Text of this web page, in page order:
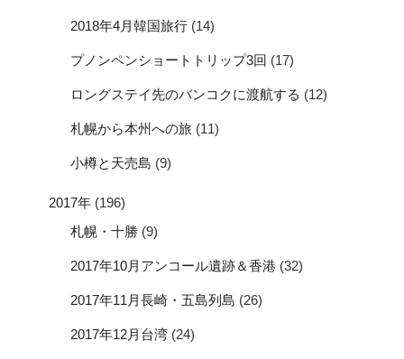
2018年4月韓国旅行 (14)
プノンペンショートトリップ3回 (17)
ロングステイ先のバンコクに渡航する (12)
札幌から本州への旅 (11)
小樽と天売島 (9)
2017年 (196)
札幌・十勝 (9)
2017年10月アンコール遺跡＆香港 (32)
2017年11月長崎・五島列島 (26)
2017年12月台湾 (24)